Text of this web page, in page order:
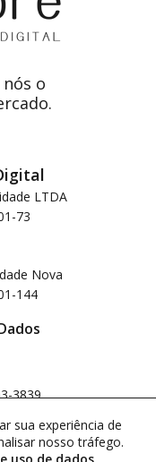
o
LTDA
73
Nova
144
3839
sua experiência de
nosso tráfego.